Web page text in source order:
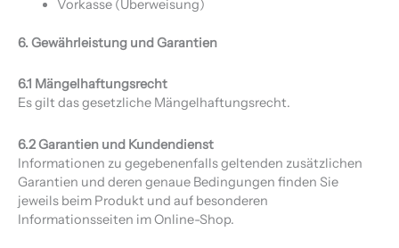
Vorkasse (Überweisung)
6. Gewährleistung und Garantien
6.1 Mängelhaftungsrecht
Es gilt das gesetzliche Mängelhaftungsrecht.
6.2 Garantien und Kundendienst
Informationen zu gegebenenfalls geltenden zusätzlichen
Garantien und deren genaue Bedingungen finden Sie
jeweils beim Produkt und auf besonderen
Informationsseiten im Online-Shop.